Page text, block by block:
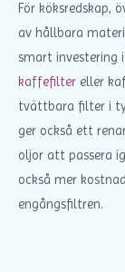
För köksredskap,
av hållbara
smart investering
kaffefilter eller
tvättbara filter i
ger också ett
oljor att passera
också mer
engångsfiltren.